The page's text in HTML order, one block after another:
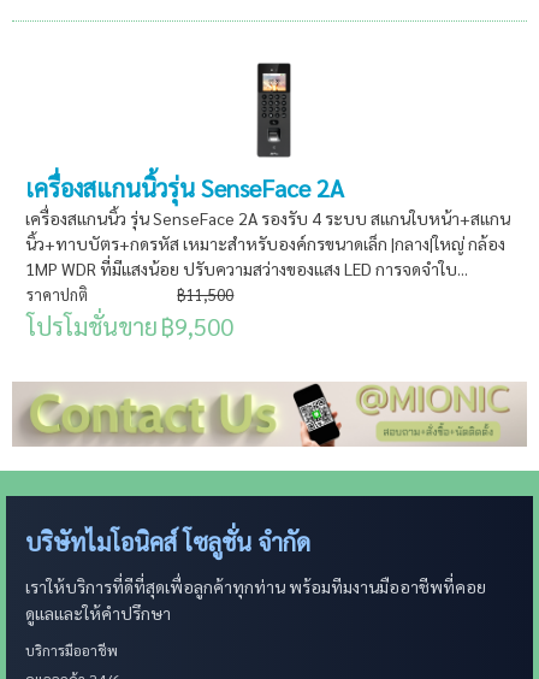
เครื่องสแกนนิ้วรุ่น SenseFace 2A
เครื่องสแกนนิ้ว รุ่น SenseFace 2A รองรับ 4 ระบบ สแกนใบหน้า+สแกน
นิ้ว+ทาบบัตร+กดรหัส เหมาะสำหรับองค์กรขนาดเล็ก |กลาง|ใหญ่ กล้อง
1MP WDR ที่มีแสงน้อย ปรับความสว่างของแสง LED การจดจำใบ...
ราคาปกติ ฿11,500
โปรโมชั่นขาย฿9,500
บริษัทไมโอนิคส์ โซลูชั่น จำกัด
เราให้บริการที่ดีที่สุดเพื่อลูกค้าทุกท่าน พร้อมทีมงานมืออาชีพที่คอย
ดูแลและให้คำปรึกษา
บริการมืออาชีพ